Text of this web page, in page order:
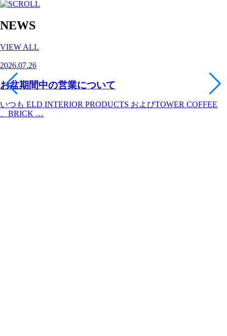
NEWS
VIEW ALL
2026.07.26
お盆期間中の営業について
いつも ELD INTERIOR PRODUCTS およびTOWER COFFEE
、BRICK …